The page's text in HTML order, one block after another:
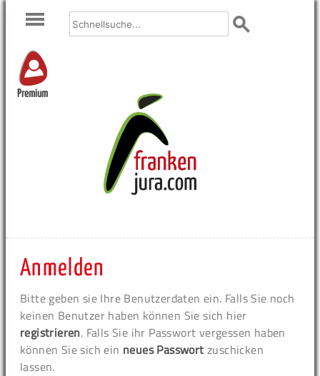
Premium
Anmelden
Bitte geben sie Ihre Benutzerdaten ein. Falls Sie noch
keinen Benutzer haben können Sie sich hier
registrieren. Falls Sie ihr Passwort vergessen haben
können Sie sich ein neues Passwort zuschicken
lassen.